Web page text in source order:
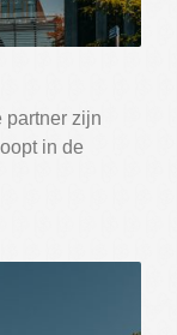
partner zijn
in de